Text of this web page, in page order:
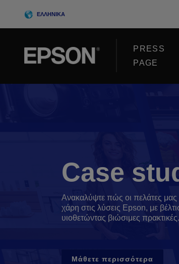
ΕΛΛΗΝΙΚΆ
PRESS
PAGE
Ανακαλύψτε πώς οι πελάτες μας
χάρη στις λύσεις Epson, με
υιοθετώντας βιώσιμες πρακτικές.
Case
Μάθετε περισσότερα